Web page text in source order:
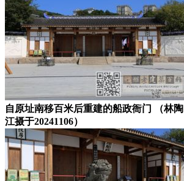
自原址南移百米后重建的船政衙门 （林陶
江摄于20241106）